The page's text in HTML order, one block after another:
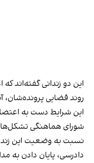
این دو زندانی گفته‌اند
روند قضایی پرونده‌شان،
این شرایط دست به
شورای هماهنگی تشکل‌های
نسبت به وضعیت این
دادرسی، پایان دادن به